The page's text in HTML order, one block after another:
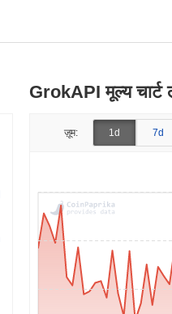
GrokAPI मूल्य चार्ट
ज़ूम: 1d 7d